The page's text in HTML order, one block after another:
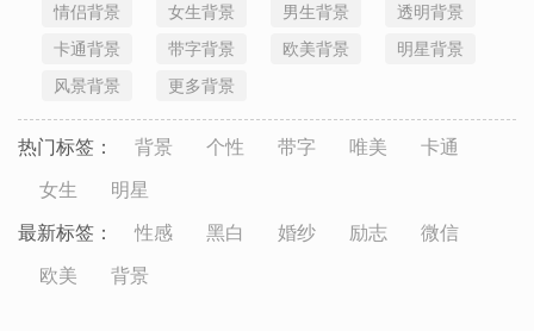
情侣背景 女生背景 男生背景
透明背景
卡通背景
带字背景 欧美背景
明星背景
风景背景
更多背景
热门标签： 背景 个性 带字 唯美 卡通
女生 明星
最新标签： 性感 黑白 婚纱 励志 微信
欧美 背景